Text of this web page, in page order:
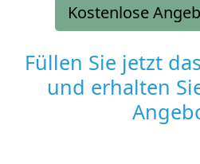
Kostenlose
Füllen Sie jetzt
und erhalten